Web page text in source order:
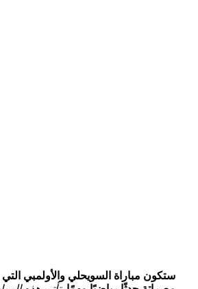
ستكون مباراة السويحلي​ والأولمبي